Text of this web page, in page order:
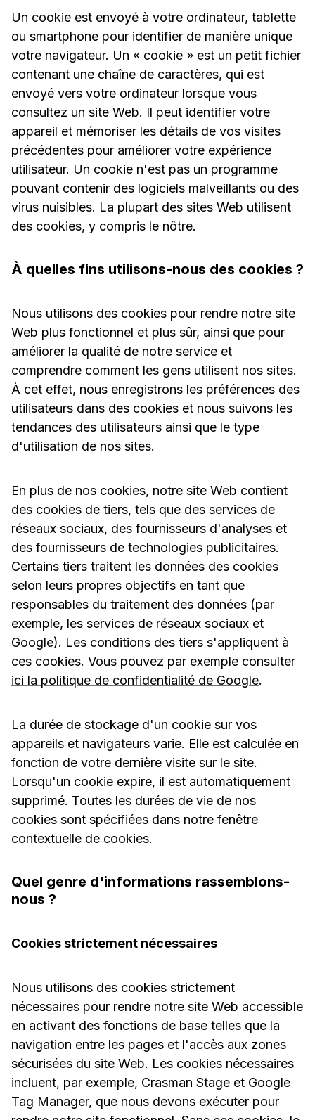
Un cookie est envoyé à votre ordinateur, tablette
ou smartphone pour identifier de manière unique
votre navigateur. Un « cookie » est un petit fichier
contenant une chaîne de caractères, qui est
envoyé vers votre ordinateur lorsque vous
consultez un site Web. Il peut identifier votre
appareil et mémoriser les détails de vos visites
précédentes pour améliorer votre expérience
utilisateur. Un cookie n'est pas un programme
pouvant contenir des logiciels malveillants ou des
virus nuisibles. La plupart des sites Web utilisent
des cookies, y compris le nôtre.
À quelles fins utilisons-nous des cookies ?
Nous utilisons des cookies pour rendre notre site
Web plus fonctionnel et plus sûr, ainsi que pour
améliorer la qualité de notre service et
comprendre comment les gens utilisent nos sites.
À cet effet, nous enregistrons les préférences des
utilisateurs dans des cookies et nous suivons les
tendances des utilisateurs ainsi que le type
d'utilisation de nos sites.
En plus de nos cookies, notre site Web contient
des cookies de tiers, tels que des services de
réseaux sociaux, des fournisseurs d'analyses et
des fournisseurs de technologies publicitaires.
Certains tiers traitent les données des cookies
selon leurs propres objectifs en tant que
responsables du traitement des données (par
exemple, les services de réseaux sociaux et
Google). Les conditions des tiers s'appliquent à
ces cookies. Vous pouvez par exemple consulter
ici la politique de confidentialité de Google.
La durée de stockage d'un cookie sur vos
appareils et navigateurs varie. Elle est calculée en
fonction de votre dernière visite sur le site.
Lorsqu'un cookie expire, il est automatiquement
supprimé. Toutes les durées de vie de nos
cookies sont spécifiées dans notre fenêtre
contextuelle de cookies.
Quel genre d'informations rassemblons-
nous ?
Cookies strictement nécessaires
Nous utilisons des cookies strictement
nécessaires pour rendre notre site Web accessible
en activant des fonctions de base telles que la
navigation entre les pages et l'accès aux zones
sécurisées du site Web. Les cookies nécessaires
incluent, par exemple, Crasman Stage et Google
Tag Manager, que nous devons exécuter pour